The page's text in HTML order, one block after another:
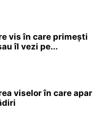
vis în care primești
îl vezi pe...
viselor în care apar